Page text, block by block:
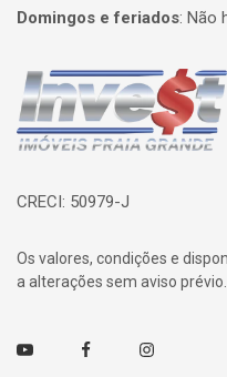
Domingos e feriados: Não
Página inicial
CRECI: 50979-J
Os valores, condições e
a alterações sem aviso prévio.
Youtube FacebookInstagram